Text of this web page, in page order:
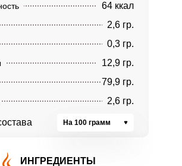
64 ккал
2,6 гр.
0,3 гр.
12,9 гр.
79,9 гр.
2,6 гр.
На 100 грамм
ИНГРЕДИЕНТЫ